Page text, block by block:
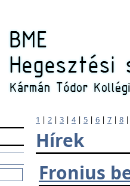
1 | 2 | 3 | 4| 5 | 6 | 7 | 8
Hírek
Fronius